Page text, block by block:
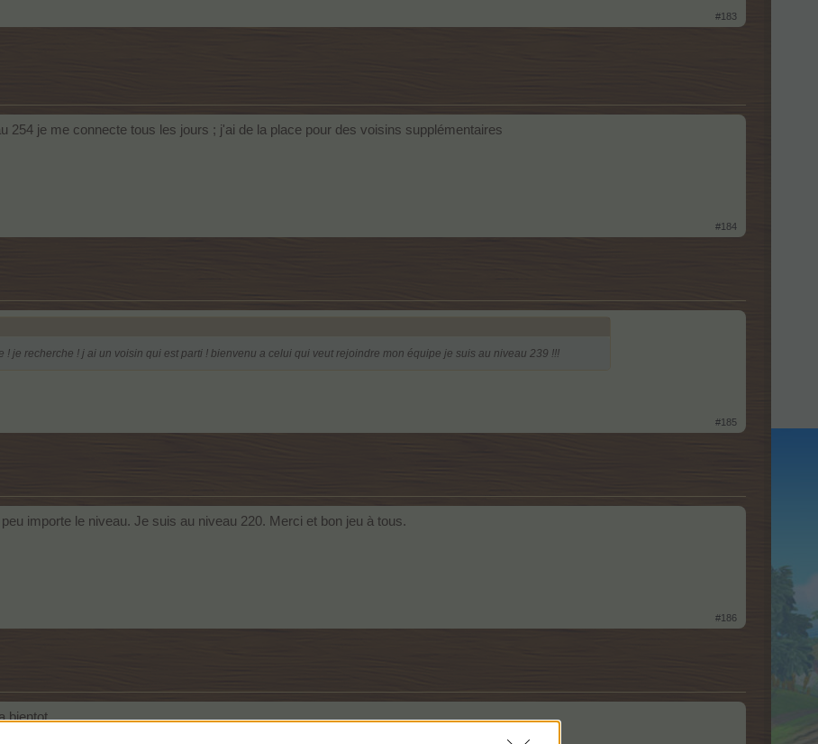
#183
254 je me connecte tous les jours ; j'ai de la place pour des voisins supplémentaires
#184
! je recherche ! j ai un voisin qui est parti ! bienvenu a celui qui veut rejoindre mon équipe je suis au niveau 239 !!!
#185
importe le niveau. Je suis au niveau 220. Merci et bon jeu à tous.
#186
bientot